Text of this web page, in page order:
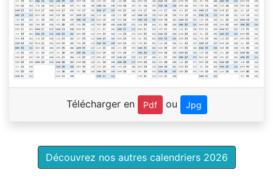
Télécharger en Pdf ou Jpg
Découvrez nos autres calendriers 2026